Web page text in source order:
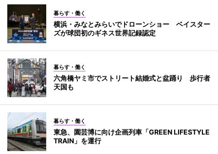
暮らす・働く
横浜・みなとみらいでドローンショー ベイスター
ズが球団初のギネス世界記録認定
暮らす・働く
六角橋ヤミ市でストリート結婚式と盆踊り 歩行者
天国も
暮らす・働く
東急、園芸博に向け企画列車「GREEN LIFESTYLE
TRAIN」を運行